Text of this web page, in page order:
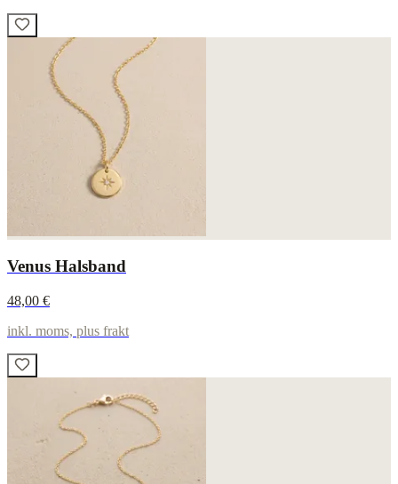
Venus Halsband
48,00 €
inkl. moms, plus frakt